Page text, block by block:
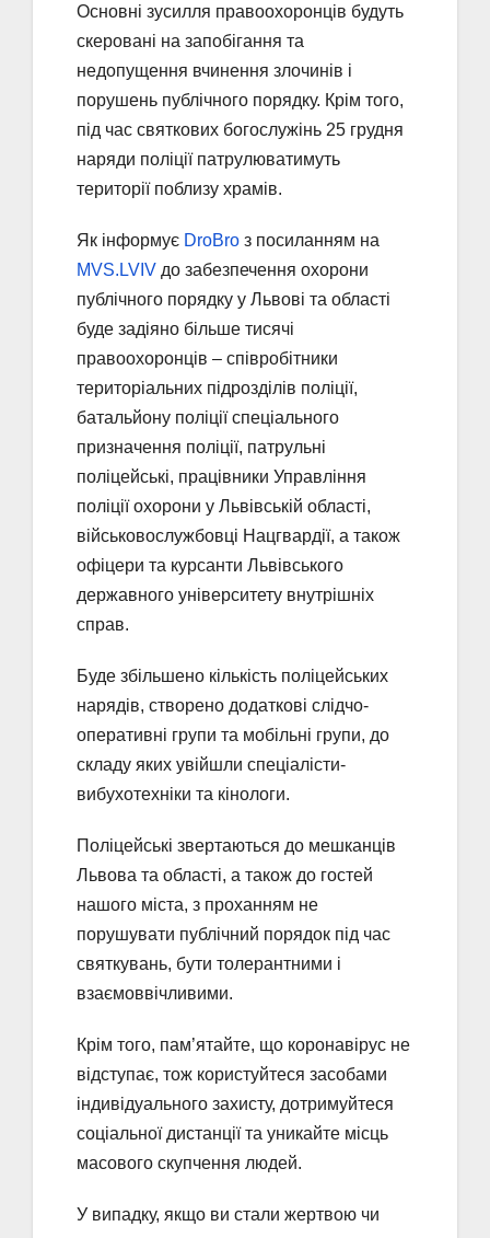
Основні зусилля правоохоронців будуть
скеровані на запобігання та
недопущення вчинення злочинів і
порушень публічного порядку. Крім того,
під час святкових богослужінь 25 грудня
наряди поліції патрулюватимуть
території поблизу храмів.
Як інформує DroBro з посиланням на
MVS.LVIV до забезпечення охорони
публічного порядку у Львові та області
буде задіяно більше тисячі
правоохоронців – співробітники
територіальних підрозділів поліції,
батальйону поліції спеціального
призначення поліції, патрульні
поліцейські, працівники Управління
поліції охорони у Львівській області,
військовослужбовці Нацгвардії, а також
офіцери та курсанти Львівського
державного університету внутрішніх
справ.
Буде збільшено кількість поліцейських
нарядів, створено додаткові слідчо-
оперативні групи та мобільні групи, до
складу яких увійшли спеціалісти-
вибухотехніки та кінологи.
Поліцейські звертаються до мешканців
Львова та області, а також до гостей
нашого міста, з проханням не
порушувати публічний порядок під час
святкувань, бути толерантними і
взаємоввічливими.
Крім того, пам’ятайте, що коронавірус не
відступає, тож користуйтеся засобами
індивідуального захисту, дотримуйтеся
соціальної дистанції та уникайте місць
масового скупчення людей.
У випадку, якщо ви стали жертвою чи